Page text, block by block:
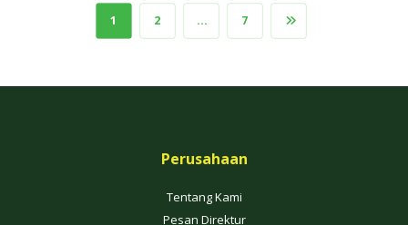
1 2 … 7
Perusahaan
Tentang Kami
Pesan Direktur